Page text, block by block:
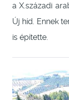
a X.századi
Új híd. Ennek
is építette.